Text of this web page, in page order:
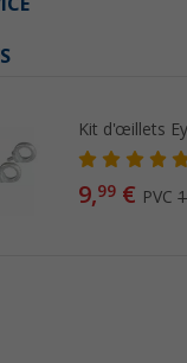
Kit d'œillets
9,99 € PVC
9,99 €